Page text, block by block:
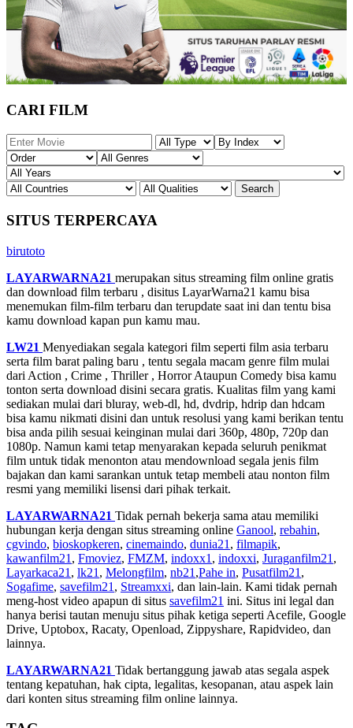
CARI FILM
SITUS TERPERCAYA
birutoto
LAYARWARNA21 merupakan situs streaming film online gratis
dan download film terbaru , disitus LayarWarna21 kamu bisa
menemukan film-film terbaru dan terupdate saat ini dan tentu bisa
kamu download kapan pun kamu mau.
LW21 Menyediakan segala kategori film seperti film asia terbaru
serta film barat paling baru , tentu segala macam genre film mulai
dari Action , Crime , Thriller , Horror Ataupun Comedy bisa kamu
tonton serta download disini secara gratis. Kualitas film yang kami
sediakan mulai dari bluray, web-dl, hd, dvdrip, hdrip dan hdcam
bisa kamu nikmati disini dan untuk resolusi yang kami berikan tentu
bisa anda pilih sesuai keinginan mulai dari 360p, 480p, 720p dan
1080p. Namun kami tetap menyarakan kepada seluruh penikmat
film untuk tidak menonton atau mendownload segala jenis film
bajakan dan kami sarankan untuk tetap membeli atau nonton film
resmi yang memiliki lisensi dari pihak terkait.
LAYARWARNA21 Tidak pernah bekerja sama atau memiliki
hubungan kerja dengan situs streaming online Ganool, rebahin,
cgvindo, bioskopkeren, cinemaindo, dunia21 , filmapik,
kawanfilm21 , Fmoviez, FMZM, indoxx1 , indoxxi, Juraganfilm21 ,
Layarkaca21 , lk21 , Melongfilm, nb21 ,Pahe in, Pusatfilm21 ,
Sogafime, savefilm21 , Streamxxi, dan lain-lain. Kami tidak pernah
meng-host video apapun di situs savefilm21 ini. Situs ini legal dan
hanya berisi tautan menuju situs pihak ketiga seperti Acefile, Google
Drive, Uptobox, Racaty, Openload, Zippyshare, Rapidvideo, dan
lainnya.
LAYARWARNA21 Tidak bertanggung jawab atas segala aspek
tentang kepatuhan, hak cipta, legalitas, kesopanan, atau aspek lain
dari konten situs streaming film online lainnya.